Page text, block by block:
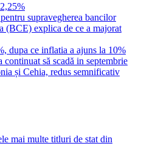
supravegherea bancilor
(BCE) explica de ce a majorat
dupa ce inflatia a ajuns la 10%
să scadă in septembrie
și Cehia, redus semnificativ
mai multe titluri de stat din